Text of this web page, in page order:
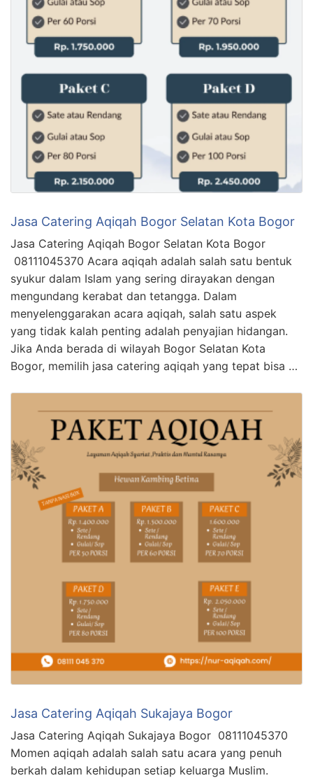
Jasa Catering Aqiqah Bogor Selatan Kota Bogor
Jasa Catering Aqiqah Bogor Selatan Kota Bogor
08111045370 Acara aqiqah adalah salah satu bentuk
syukur dalam Islam yang sering dirayakan dengan
mengundang kerabat dan tetangga. Dalam
menyelenggarakan acara aqiqah, salah satu aspek
yang tidak kalah penting adalah penyajian hidangan.
Jika Anda berada di wilayah Bogor Selatan Kota
Bogor, memilih jasa catering aqiqah yang tepat bisa …
Jasa Catering Aqiqah Sukajaya Bogor
Jasa Catering Aqiqah Sukajaya Bogor 08111045370
Momen aqiqah adalah salah satu acara yang penuh
berkah dalam kehidupan setiap keluarga Muslim.